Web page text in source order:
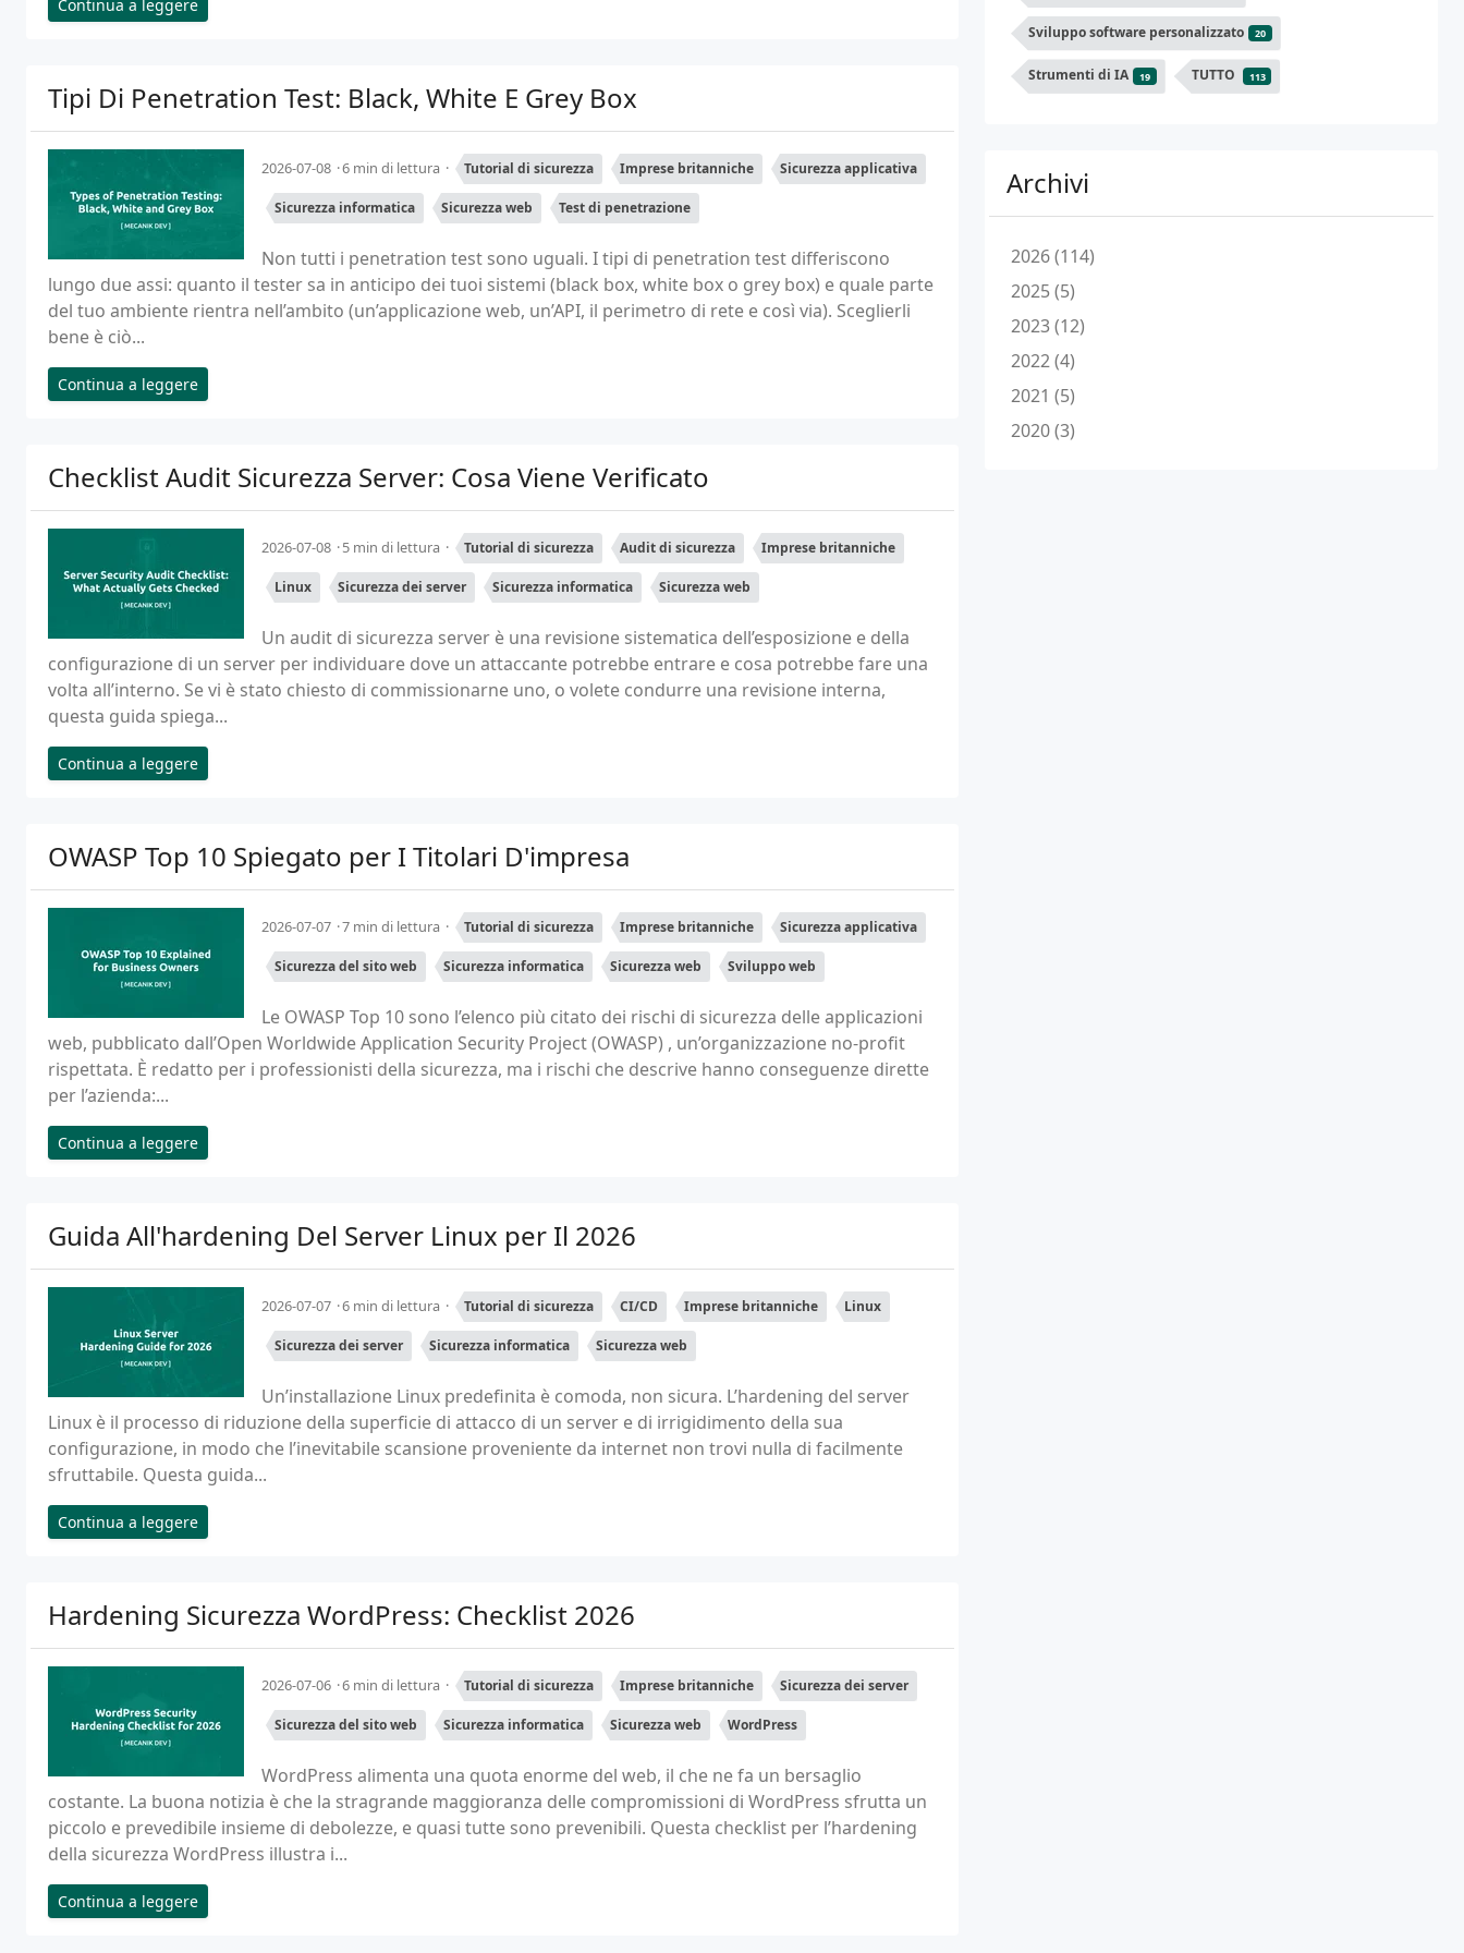
Continua a leggere
Tipi Di Penetration Test: Black, White E Grey Box
2026-07-08 6 min di lettura Tutorial di sicurezza Imprese britanniche Sicurezza applicativa
Sicurezza informatica Sicurezza web Test di penetrazione
Non tutti i penetration test sono uguali. I tipi di penetration test differiscono
lungo due assi: quanto il tester sa in anticipo dei tuoi sistemi (black box, white box o grey box) e quale parte
del tuo ambiente rientra nell’ambito (un’applicazione web, un’API, il perimetro di rete e così via). Sceglierli
bene è ciò...
Continua a leggere
Checklist Audit Sicurezza Server: Cosa Viene Verificato
2026-07-08 5 min di lettura Tutorial di sicurezza Audit di sicurezza Imprese britanniche
Linux Sicurezza dei server Sicurezza informatica Sicurezza web
Un audit di sicurezza server è una revisione sistematica dell’esposizione e della
configurazione di un server per individuare dove un attaccante potrebbe entrare e cosa potrebbe fare una
volta all’interno. Se vi è stato chiesto di commissionarne uno, o volete condurre una revisione interna,
questa guida spiega...
Continua a leggere
OWASP Top 10 Spiegato per I Titolari D'impresa
2026-07-07 7 min di lettura Tutorial di sicurezza Imprese britanniche Sicurezza applicativa
Sicurezza del sito web Sicurezza informatica Sicurezza web Sviluppo web
Le OWASP Top 10 sono l’elenco più citato dei rischi di sicurezza delle applicazioni
web, pubblicato dall’Open Worldwide Application Security Project (OWASP) , un’organizzazione no-profit
rispettata. È redatto per i professionisti della sicurezza, ma i rischi che descrive hanno conseguenze dirette
per l’azienda:...
Continua a leggere
Guida All'hardening Del Server Linux per Il 2026
2026-07-07 6 min di lettura Tutorial di sicurezza CI/CD Imprese britanniche Linux
Sicurezza dei server Sicurezza informatica Sicurezza web
Un’installazione Linux predefinita è comoda, non sicura. L’hardening del server
Linux è il processo di riduzione della superficie di attacco di un server e di irrigidimento della sua
configurazione, in modo che l’inevitabile scansione proveniente da internet non trovi nulla di facilmente
sfruttabile. Questa guida...
Continua a leggere
Hardening Sicurezza WordPress: Checklist 2026
2026-07-06 6 min di lettura Tutorial di sicurezza Imprese britanniche Sicurezza dei server
Sicurezza del sito web Sicurezza informatica Sicurezza web WordPress
WordPress alimenta una quota enorme del web, il che ne fa un bersaglio
costante. La buona notizia è che la stragrande maggioranza delle compromissioni di WordPress sfrutta un
piccolo e prevedibile insieme di debolezze, e quasi tutte sono prevenibili. Questa checklist per l’hardening
della sicurezza WordPress illustra i...
Continua a leggere
Sviluppo software personalizzato 20
Strumenti di IA 19 TUTTO 113
Archivi
2026 (114)
2025 (5)
2023 (12)
2022 (4)
2021 (5)
2020 (3)